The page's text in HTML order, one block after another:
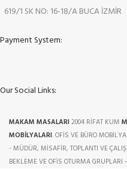
619/1 SK NO: 16-18/A BUCA İZMİR
Payment System:
Our Social Links:
MAKAM MASALARI 2004 RİFAT KUM
MOBİLYALARI. OFİS VE BÜRO
- MÜDÜR, MİSAFİR, TOPLANTI VE
BEKLEME VE OFİS OTURMA